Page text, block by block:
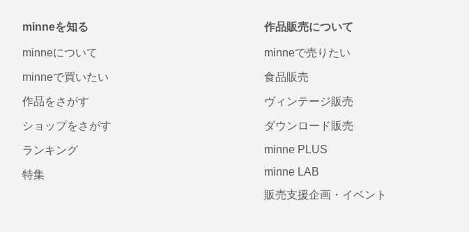
minneを知る
minneについて
minneで買いたい
作品をさがす
ショップをさがす
ランキング
特集
作品販売について
minneで売りたい
食品販売
ヴィンテージ販売
ダウンロード販売
minne PLUS
minne LAB
販売支援企画・イベント